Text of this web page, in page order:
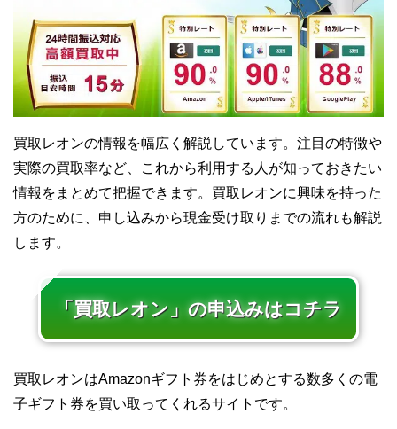
買取レオンの情報を幅広く解説しています。注目の特徴や
実際の買取率など、これから利用する人が知っておきたい
情報をまとめて把握できます。買取レオンに興味を持った
方のために、申し込みから現金受け取りまでの流れも解説
します。
「買取レオン」の申込みはコチラ
買取レオンはAmazonギフト券をはじめとする数多くの電
子ギフト券を買い取ってくれるサイトです。